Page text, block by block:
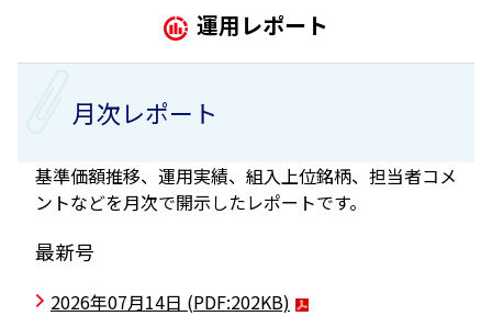
サステナビリティレポート等運用レポート
月次レポート
基準価額推移、運用実績、組入上位銘柄、担当者コメ
ントなどを月次で開示したレポートです。
最新号
2026年07月14日 (PDF:202KB)